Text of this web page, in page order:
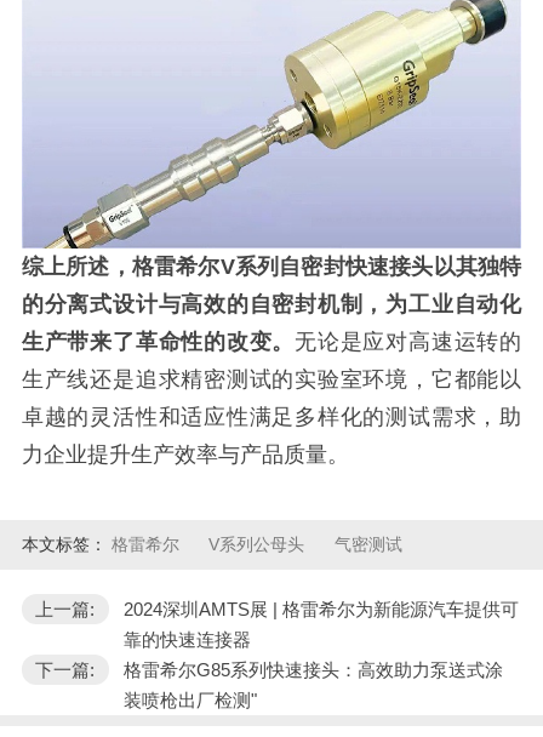
综上所述，格雷希尔V系列自密封快速接头以其独特
的分离式设计与高效的自密封机制，为工业自动化
生产带来了革命性的改变。 无论是应对高速运转的
生产线还是追求精密测试的实验室环境，它都能以
卓越的灵活性和适应性满足多样化的测试需求，助
力企业提升生产效率与产品质量。
本文标签： 格雷希尔 V系列公母头 气密测试
上一篇:
2024深圳AMTS展 | 格雷希尔为新能源汽车提供可
靠的快速连接器
下一篇:
格雷希尔G85系列快速接头：高效助力泵送式涂
装喷枪出厂检测"